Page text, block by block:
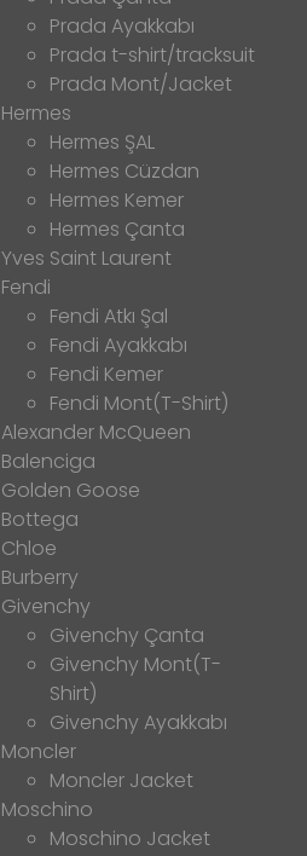
Prada Ayakkabı
Prada t-shirt/tracksuit
Prada Mont/Jacket
Hermes
Hermes ŞAL
Hermes Cüzdan
Hermes Kemer
Hermes Çanta
Yves Saint Laurent
Fendi
Fendi Atkı Şal
Fendi Ayakkabı
Fendi Kemer
Fendi Mont(T-Shirt)
Alexander McQueen
Balenciga
Golden Goose
Bottega
Chloe
Burberry
Givenchy
Givenchy Çanta
Givenchy Mont(T-
Shirt)
Givenchy Ayakkabı
Moncler
Moncler Jacket
Moschino
Moschino Jacket